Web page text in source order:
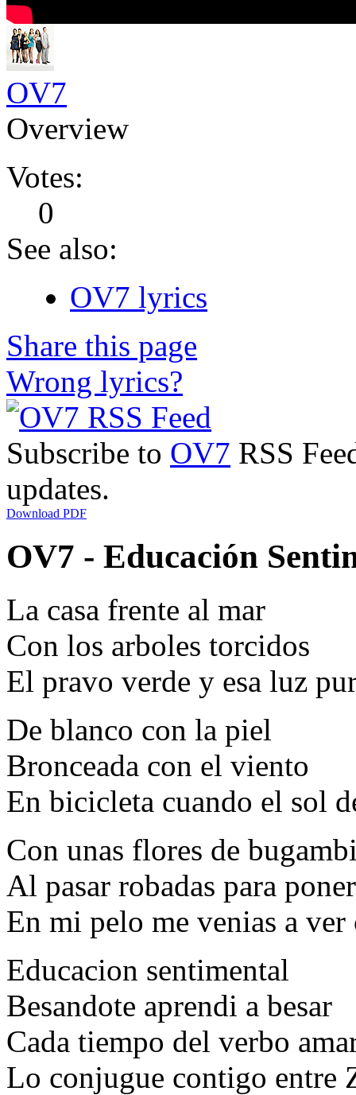
OV7
Overview
Votes:
0
See also:
OV7 lyrics
Share this page
Wrong lyrics?
Subscribe to OV7 RSS
updates.
Download PDF
OV7 - Educación
La casa frente al mar
Con los arboles torcidos
El pravo verde y esa luz
De blanco con la piel
Bronceada con el viento
En bicicleta cuando el sol
Con unas flores de
Al pasar robadas para poner
En mi pelo me venias a ver
Educacion sentimental
Besandote aprendi a besar
Cada tiempo del verbo
Lo conjugue contigo entre